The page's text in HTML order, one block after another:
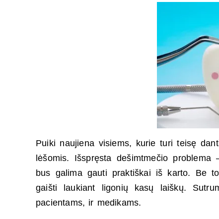
Puiki naujiena visiems, kurie turi teisę
lėšomis. Išspręsta dešimtmečio
bus galima gauti praktiškai iš karto. Be
gaišti laukiant ligonių kasų laiškų.
pacientams, ir medikams.